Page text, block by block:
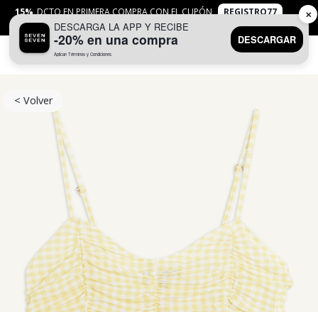
15% DCTO EN PRIMERA COMPRA CON EL CUPÓN
REGISTRO77
APLICANTYC
< Volver
DESCARGA LA APP Y RECIBE
-20% en una compra
Aplican Términos y Condiciones
DESCARGAR
✕